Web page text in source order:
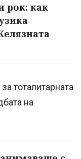
рок: как
тоталитарната
на